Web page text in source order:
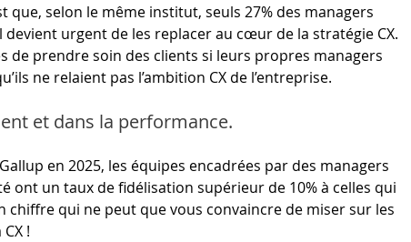
que, selon le même institut, seuls 27% des managers
devient urgent de les replacer au cœur de la stratégie CX.
de prendre soin des clients si leurs propres managers
ne relaient pas l’ambition CX de l’entreprise.
et dans la performance.
en 2025, les équipes encadrées par des managers
ont un taux de fidélisation supérieur de 10% à celles qui
chiffre qui ne peut que vous convaincre de miser sur les
!